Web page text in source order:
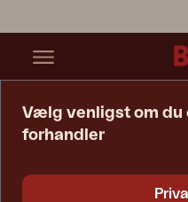
Vælg venligst om du
forhandler